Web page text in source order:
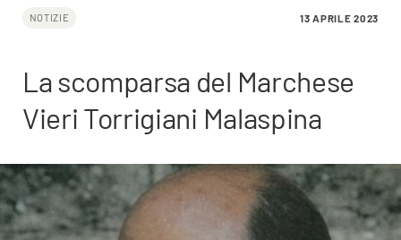
NOTIZIE 13 APRILE 2023
La scomparsa del Marchese
Vieri Torrigiani Malaspina